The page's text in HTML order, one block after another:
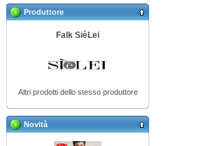
Produttore
Falk SièLei
Altri prodotti dello stesso produttore
Novità